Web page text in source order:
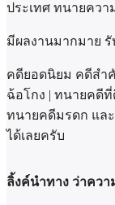
ประเทศ ทนายคว
มีผลงานมากมาย
คดียอดนิยม คดีสำ
ฉ้อโกง | ทนายคดี
ทนายคดีมรดก แล
ได้เลยครับ
ลิ้งค์นำทาง ว่าควา